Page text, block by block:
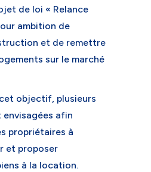
de loi « Relance
ambition de
et de remettre
sur le marché
objectif, plusieurs
afin
propriétaires à
et proposer
à la location.